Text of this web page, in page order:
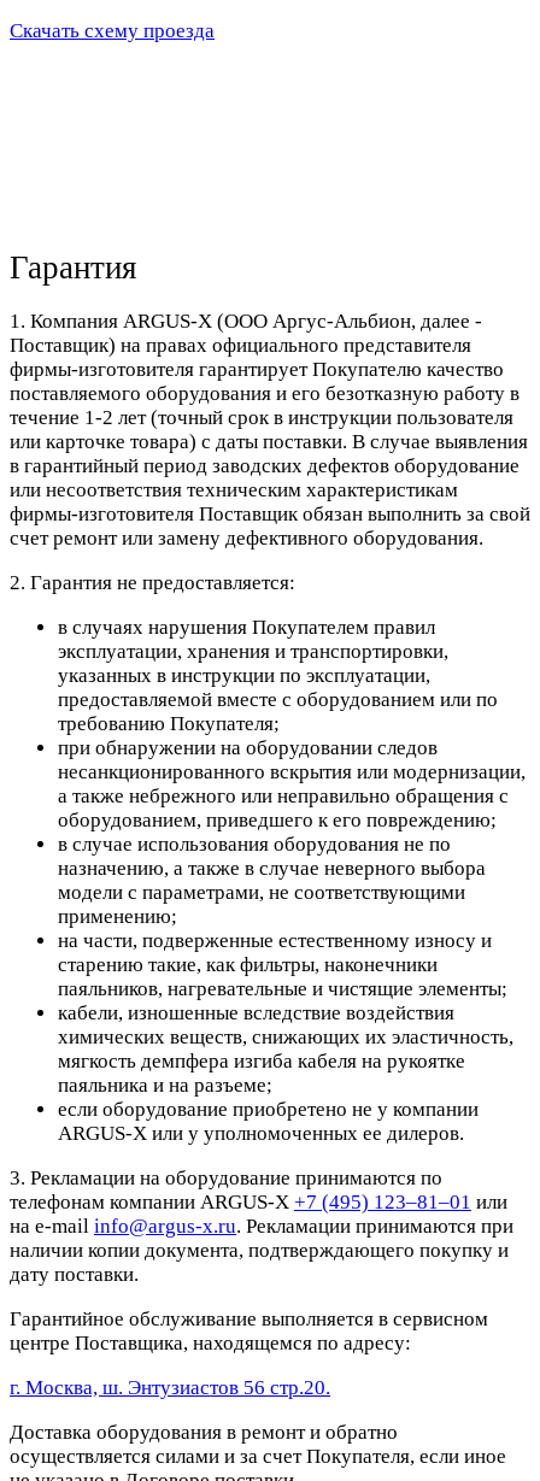
Скачать схему проезда
Гарантия
1. Компания ARGUS-X (ООО Аргус-Альбион, далее -
Поставщик) на правах официального представителя
фирмы-изготовителя гарантирует Покупателю качество
поставляемого оборудования и его безотказную работу в
течение 1-2 лет (точный срок в инструкции пользователя
или карточке товара) с даты поставки. В случае выявления
в гарантийный период заводских дефектов оборудование
или несоответствия техническим характеристикам
фирмы-изготовителя Поставщик обязан выполнить за свой
счет ремонт или замену дефективного оборудования.
2. Гарантия не предоставляется:
в случаях нарушения Покупателем правил
эксплуатации, хранения и транспортировки,
указанных в инструкции по эксплуатации,
предоставляемой вместе с оборудованием или по
требованию Покупателя;
при обнаружении на оборудовании следов
несанкционированного вскрытия или модернизации,
а также небрежного или неправильно обращения с
оборудованием, приведшего к его повреждению;
в случае использования оборудования не по
назначению, а также в случае неверного выбора
модели с параметрами, не соответствующими
применению;
на части, подверженные естественному износу и
старению такие, как фильтры, наконечники
паяльников, нагревательные и чистящие элементы;
кабели, изношенные вследствие воздействия
химических веществ, снижающих их эластичность,
мягкость демпфера изгиба кабеля на рукоятке
паяльника и на разъеме;
если оборудование приобретено не у компании
ARGUS-X или у уполномоченных ее дилеров.
3. Рекламации на оборудование принимаются по
телефонам компании ARGUS-X +7 (495) 123–81–01 или
на e-mail info@argus-x.ru. Рекламации принимаются при
наличии копии документа, подтверждающего покупку и
дату поставки.
Гарантийное обслуживание выполняется в сервисном
центре Поставщика, находящемся по адресу:
г. Москва, ш. Энтузиастов 56 стр.20.
Доставка оборудования в ремонт и обратно
осуществляется силами и за счет Покупателя, если иное